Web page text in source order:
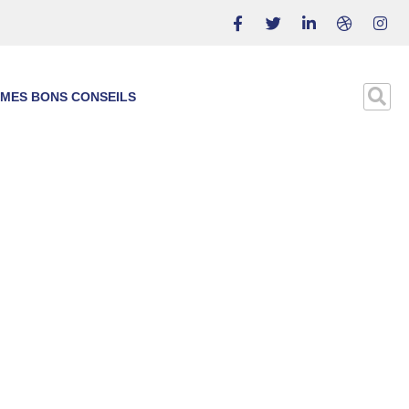
MES BONS CONSEILS